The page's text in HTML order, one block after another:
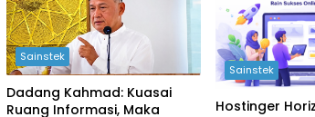
Sainstek
Dadang Kahmad: Kuasai
Ruang Informasi, Maka
Sainstek
Hostinger